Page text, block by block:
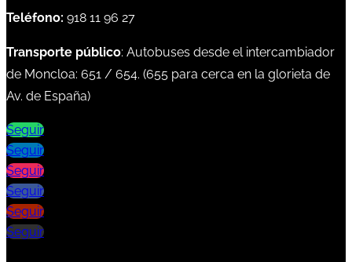
Teléfono: 918 11 96 27
Transporte público: Autobuses desde el intercambiador
de Moncloa: 651 / 654. (655 para cerca en la glorieta de
Av. de España)
Seguir
Seguir
Seguir
Seguir
Seguir
Seguir